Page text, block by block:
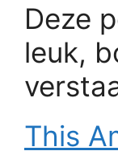
Deze
leuk,
This